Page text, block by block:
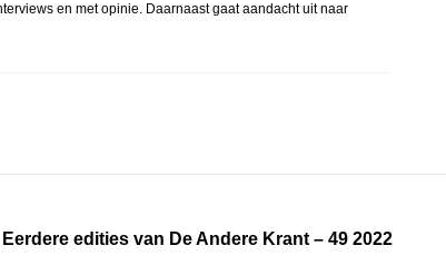
en met opinie. Daarnaast gaat aandacht uit naar
Eerdere edities van De Andere Krant – 49 2022